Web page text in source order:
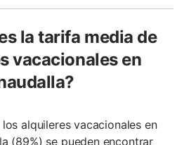
la tarifa media de
vacacionales en
alquileres vacacionales en
(89%) se pueden encontrar